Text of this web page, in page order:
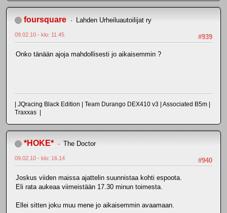
foursquare Lahden Urheiluautoilijat ry
#939
09.02.10 - klo: 11.45
Onko tänään ajoja mahdollisesti jo aikaisemmin ?
| JQracing Black Edition | Team Durango DEX410 v3 | Associated B5m |
Traxxas |
*HOKE* The Doctor
#940
09.02.10 - klo: 16.14
Joskus viiden maissa ajattelin suunnistaa kohti espoota.
Eli rata aukeaa viimeistään 17.30 minun toimesta.
Ellei sitten joku muu mene jo aikaisemmin avaamaan.